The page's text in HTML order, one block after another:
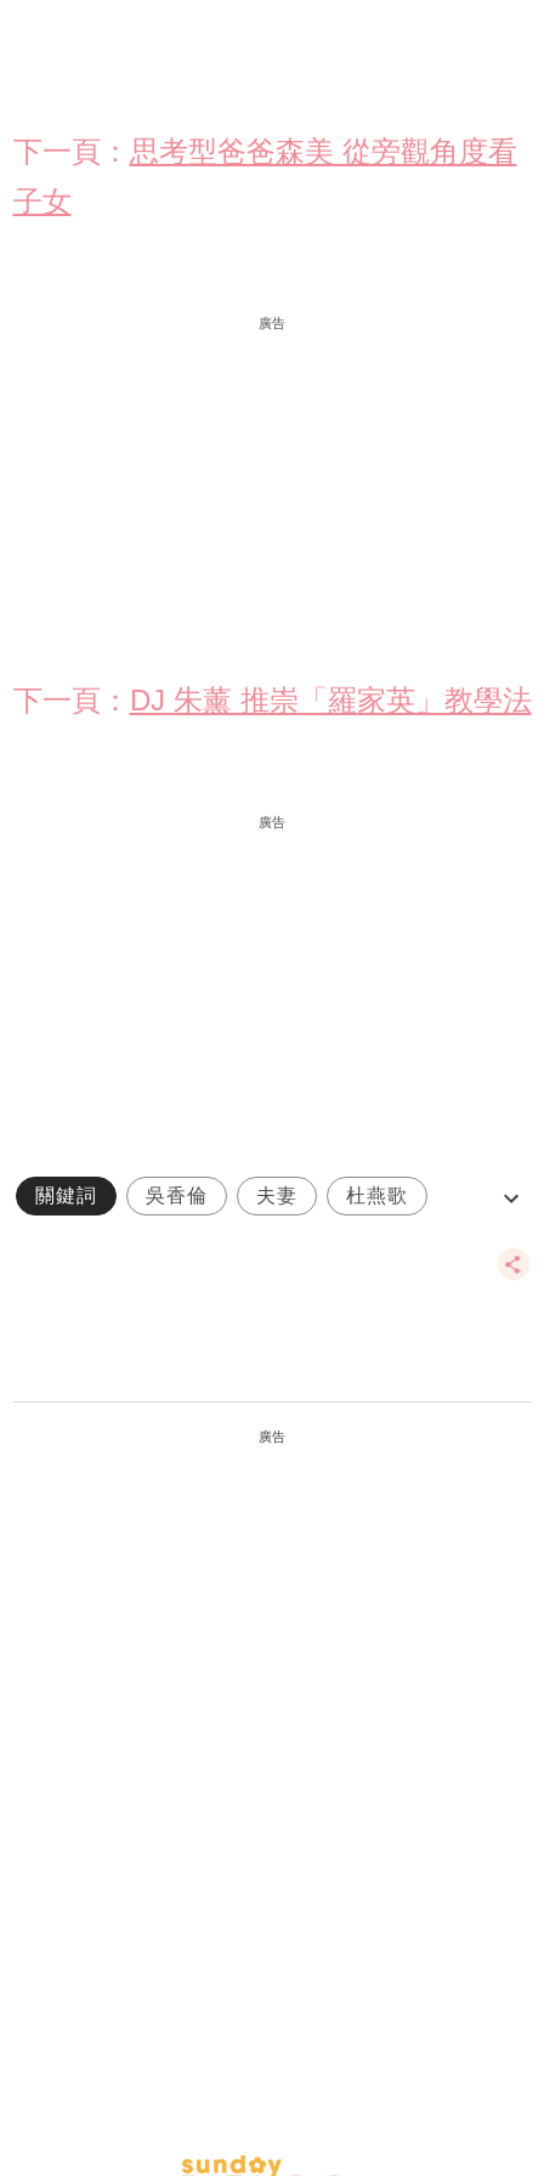
下一頁： 思考型爸爸森美 從旁觀角度看
子女
廣告
下一頁： DJ 朱薰 推崇「羅家英」教學法
廣告
關鍵詞 吳香倫 夫妻 杜燕歌
廣告